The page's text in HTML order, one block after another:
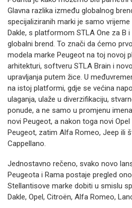
Glavna razlika između globalnog
specijaliziranih marki je samo
Dakle, s platformom STLA One za B
globalni brend. To znači da ćemo
modela marke Peugeot na toj novoj
arhitekturi, softveru STLA Brain i
upravljanja putem žice. U
na istoj platformi, gdje se većina
ulaganja, ulaže u diverzifikaciju,
ponude, a ne samo u promjenu
novi Peugeot, a nakon toga novi
Peugeot, zatim Alfa Romeo, Jeep ili
Cappellano.
Jednostavno rečeno, svako novo
Peugeota i Rama postaje pregled
Stellantisove marke dobiti u smislu
Dakle, Opel, Citroën, Alfa Romeo,